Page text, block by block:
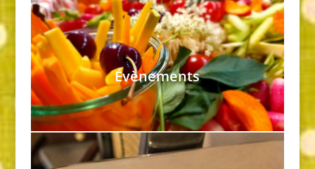
Évènements